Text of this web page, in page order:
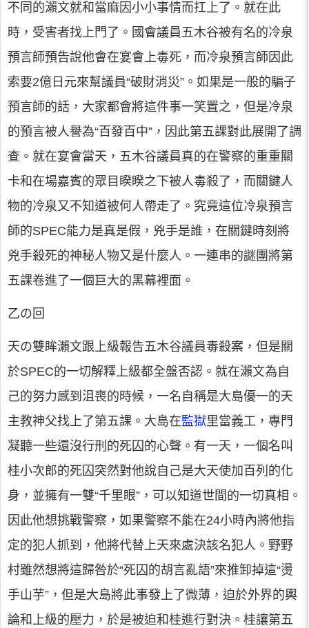
不同的瀨文就和當麻因小小事情而扛上了。就在此
時，受害者找上門了。國會議員五木谷被有名的冷泉
預言師預告說他會在宴會上毒死，而冷泉預言師因此
索要2億日元來幫議員“破財消災”。如果是一般的騙子
預言師的話，大家都會將這件事一笑置之，但是冷泉
的預言被人譽為“百發百中”，因此第五課對此展開了調
查。就在宴會當天，五木谷議員真的在警察的重重關
卡和在場嘉賓的眾目睽睽之下被人毒殺了，而關鍵人
物的冷泉又不知道被何人帶走了。究竟這位冷泉預言
師的SPEC能力是真是假，兇手是誰，在關鍵時刻將
兇手殺死的神秘人物又是什麼人。一連串的謎團將第
五課卷進了一個巨大的黑幕裡面。
乙の回
天の雙眸瀨文跟上級報告五木谷議員毒殺案，但是關
於SPEC的一切解釋上級都全盤否認。就在瀨文為自
己的努力感到沮喪的時候，一名自稱是大島優一的天
主教神父找上了第五課。大島在監獄里當義工，專門
凝聽一些還沒行刑的死囚的心聲。有一天，一個名叫
桂小次郎的死囚突然對他說自己是大天使加百列的化
身，並擁有一雙“千里眼”，可以知道世間的一切真相。
因此他想挑戰警察，如果警察不能在24小時內將他指
定的犯人抓到，他將代替上天來處決該名犯人。野野
村雖然想將這歸咎於“死囚的胡言亂語”來推卸掉這“燙
手山芋”，但是大島將此事發上了微薄，迫於外界的輿
論和上級的壓力，於是被迫和桂進行對決。桂讓第五